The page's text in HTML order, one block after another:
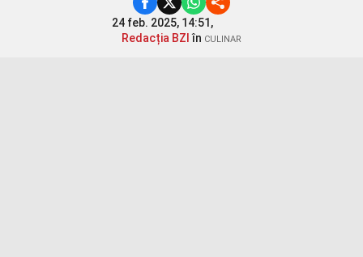
24 feb. 2025, 14:51,
Redacția BZI în CULINAR